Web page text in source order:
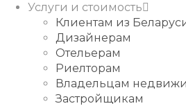
Услуги и стоимость
Клиентам из
Дизайнерам
Отельерам
Риелторам
Владельцам
Застройщикам